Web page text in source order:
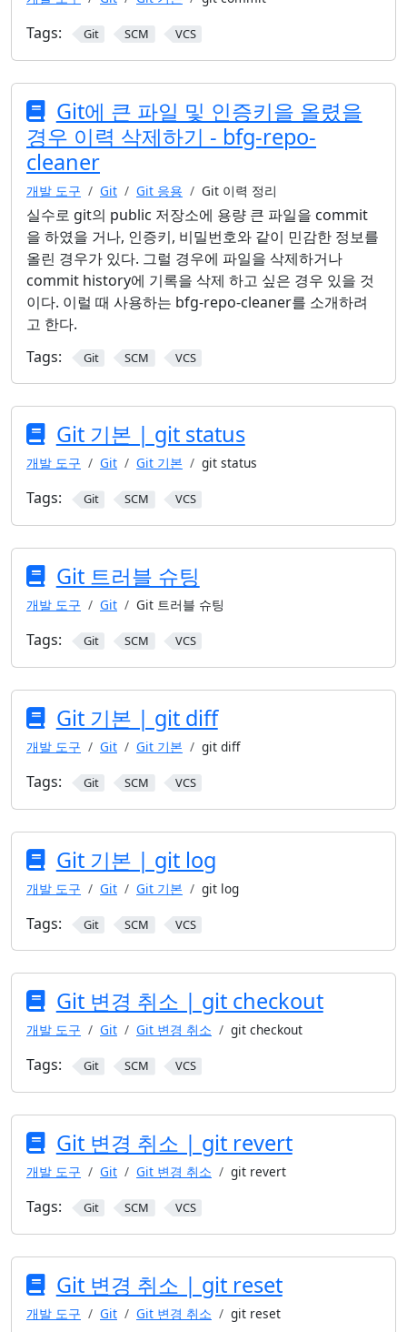
Tags: Git SCM VCS
Git에 큰 파일 및 인증키을 올렸을
경우 이력 삭제하기 - bfg-repo-
cleaner
개발 도구 Git Git 응용 Git 이력 정리
실수로 git의 public 저장소에 용량 큰 파일을 commit
을 하였을 거나, 인증키, 비밀번호와 같이 민감한 정보를
올린 경우가 있다. 그럴 경우에 파일을 삭제하거나
commit history에 기록을 삭제 하고 싶은 경우 있을 것
이다. 이럴 때 사용하는 bfg-repo-cleaner를 소개하려
고 한다.
Tags:
Git SCM VCS
Git 기본 | git status
개발 도구 Git Git 기본 git status
Tags: Git SCM VCS
Git 트러블 슈팅
개발 도구 Git Git 트러블 슈팅
Tags: Git SCM VCS
Git 기본 | git diff
개발 도구 Git Git 기본 git diff
Tags: Git SCM VCS
Git 기본 | git log
개발 도구 Git Git 기본 git log
Tags: Git SCM VCS
Git 변경 취소 | git checkout
개발 도구 Git Git 변경 취소 git checkout
Tags: Git SCM VCS
Git 변경 취소 | git revert
개발 도구 Git Git 변경 취소 git revert
Tags: Git SCM VCS
Git 변경 취소 | git reset
개발 도구 Git Git 변경 취소 git reset